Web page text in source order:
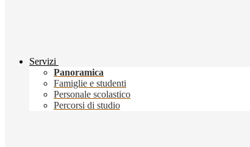
Servizi
Panoramica
Famiglie e studenti
Personale scolastico
Percorsi di studio